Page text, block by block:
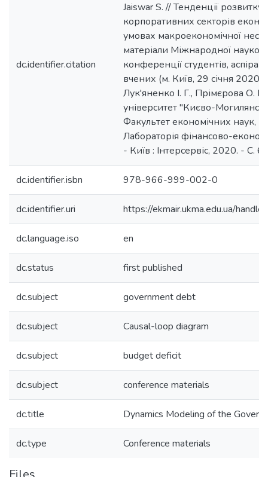
dc.identifier.citation
Jaiswar S. // Тенденції розвитку
корпоративних секторів
умовах макроекономічної
матеріали Міжнародної
конференції студентів,
вчених (м. Київ, 29 січня 2020
Лук'яненко І. Г., Прімєрова О.
університет "Києво-
Факультет економічних наук,
Лабораторія фінансово-
- Київ : Інтерсервіс, 2020. - С.
dc.identifier.isbn 978-966-999-002-0
dc.identifier.uri https://ekmair.ukma.edu.ua/
dc.language.iso en
dc.status first published
dc.subject government debt
dc.subject Causal-loop diagram
dc.subject budget deficit
dc.subject conference materials
dc.title Dynamics Modeling of the
dc.type Conference materials